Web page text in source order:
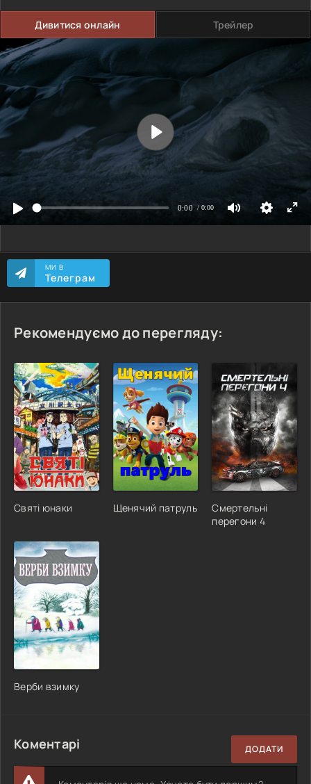
Дивитися онлайн Трейлер
МИ В
Телеграм
Рекомендуємо до перегляду:
Святі юнаки Щенячий патруль
Смертельні
перегони 4
Верби взимку
Коментарі ДОДАТИ